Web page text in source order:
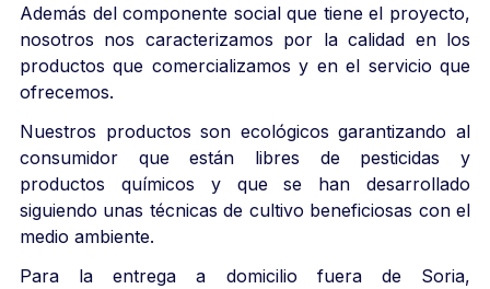
Además del componente social que tiene el proyecto,
nosotros nos caracterizamos por la calidad en los
productos que comercializamos y en el servicio que
ofrecemos.
Nuestros productos son ecológicos garantizando al
consumidor que están libres de pesticidas y
productos químicos y que se han desarrollado
siguiendo unas técnicas de cultivo beneficiosas con el
medio ambiente.
Para la entrega a domicilio fuera de Soria,